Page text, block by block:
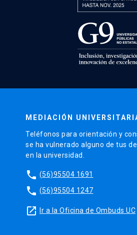
MEDIACIÓN
Teléfonos para orientación y
se ha vulnerado alguno de tus
en la universidad.
phone (56)95504 1691
phone (56)95504 1247
launch Ir a la Oficina de Ombuds UC